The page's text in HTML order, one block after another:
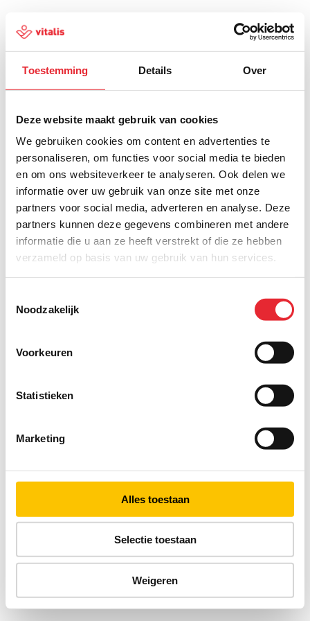
Toestemming Details Over
Deze website maakt gebruik van cookies
We gebruiken cookies om content en advertenties te
personaliseren, om functies voor social media te bieden
en om ons websiteverkeer te analyseren. Ook delen we
informatie over uw gebruik van onze site met onze
partners voor social media, adverteren en analyse. Deze
partners kunnen deze gegevens combineren met andere
informatie die u aan ze heeft verstrekt of die ze hebben
verzameld op basis van uw gebruik van hun services.
Noodzakelijk
Voorkeuren
Statistieken
Marketing
Alles toestaan
Selectie toestaan
Weigeren
500
Er is iets fout gegaan
Probeer het later opnieuw of ga terug naar de
homepagina.